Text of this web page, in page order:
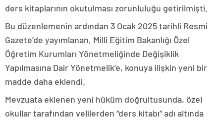
ders kitaplarının okutulması zorunluluğu getirilmişti.
Bu düzenlemenin ardından 3 Ocak 2025 tarihli Resmi
Gazete’de yayımlanan, Milli Eğitim Bakanlığı Özel
Öğretim Kurumları Yönetmeliğinde Değişiklik
Yapılmasına Dair Yönetmelik’e, konuya ilişkin yeni bir
madde daha eklendi.
Mevzuata eklenen yeni hüküm doğrultusunda, özel
okullar tarafından velilerden “ders kitabı” adı altında